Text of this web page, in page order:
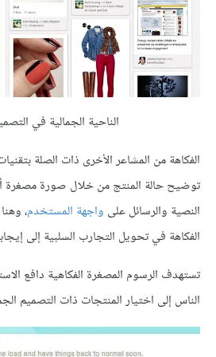
الناحية الجمالية في
الفكاهة من المشاعر الأخرى ذات الصلة
توضيح حالة المنتج من خلال صورة مصغرة
النصية والرسائل على واجهة المستخدم،
الفكاهة في تحويل التجارب السلبية إلى
تستهدف الرسوم المصغرة الفكاهية دافع
الناس إلى اختيار المنتجات ذات التصميم